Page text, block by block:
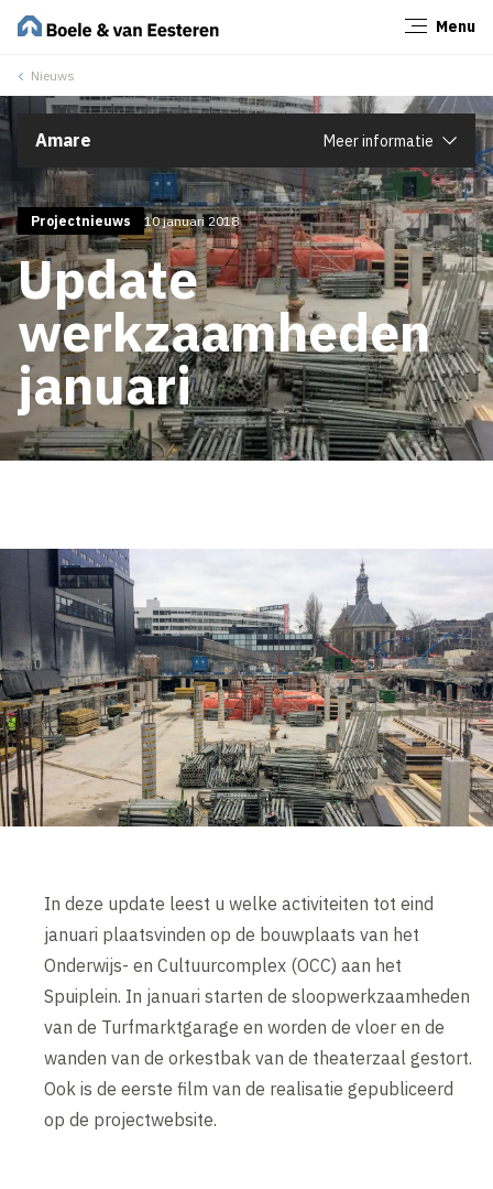
Menu
Nieuws
Amare Meer informatie
Projectnieuws 10 januari 2018
Update
werkzaamheden
januari
In deze update leest u welke activiteiten tot eind
januari plaatsvinden op de bouwplaats van het
Onderwijs- en Cultuurcomplex (OCC) aan het
Spuiplein. In januari starten de sloopwerkzaamheden
van de Turfmarktgarage en worden de vloer en de
wanden van de orkestbak van de theaterzaal gestort.
Ook is de eerste film van de realisatie gepubliceerd
op de projectwebsite.
Sluiten